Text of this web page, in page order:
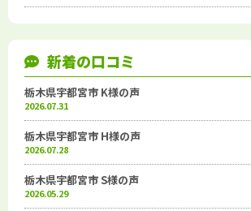
新着の口コミ
栃木県宇都宮市 K様の声
2026.07.31
栃木県宇都宮市 H様の声
2026.07.28
栃木県宇都宮市 S様の声
2026.05.29